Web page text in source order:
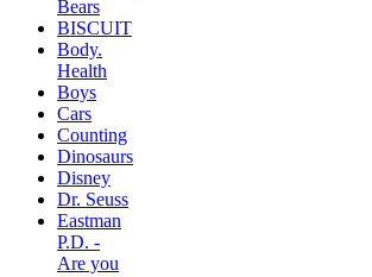
Bears
BISCUIT
Body.
Health
Boys
Cars
Counting
Dinosaurs
Disney
Dr. Seuss
Eastman
P.D. -
Are you